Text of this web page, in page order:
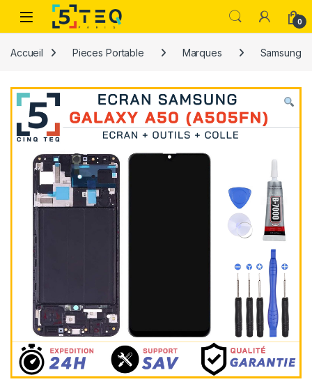
Passer à la navigation
Aller au contenu
0
Accueil Pieces Portable Marques Samsung